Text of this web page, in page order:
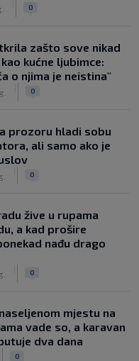
0
zašto sove nikad
kućne ljubimce:
o njima je neistina"
0
prozoru hladi sobu
ali samo ako je
0
žive u rupama
a kad prošire
nađu drago
0
mjestu na
vade so, a karavan
dva dana
0